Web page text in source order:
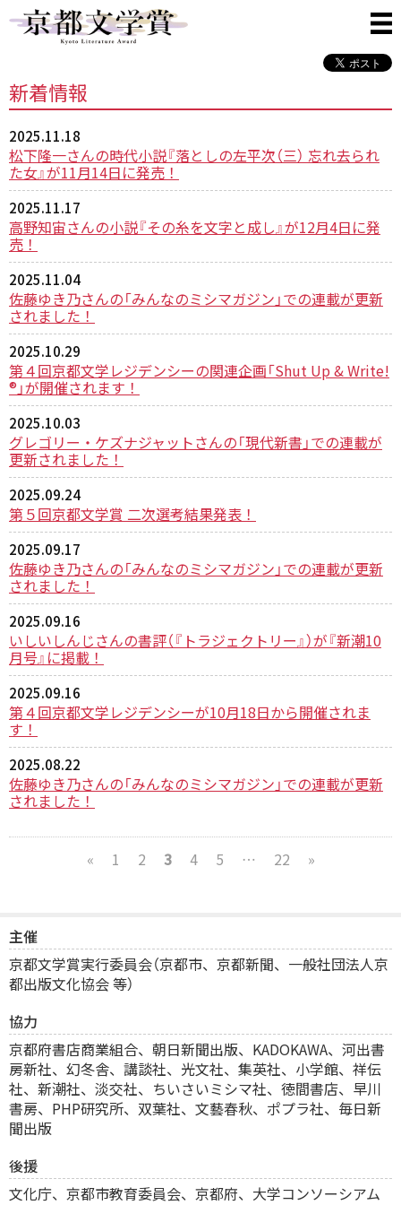
新着情報
2025.11.18
松下隆一さんの時代小説『落としの左平次（三） 忘れ去られ
た女』が11月14日に発売！
2025.11.17
高野知宙さんの小説『その糸を文字と成し』が12月4日に発
売！
2025.11.04
佐藤ゆき乃さんの「みんなのミシマガジン」での連載が更新
されました！
2025.10.29
第４回京都文学レジデンシーの関連企画「Shut Up & Write!
®」が開催されます！
2025.10.03
グレゴリー・ケズナジャットさんの「現代新書」での連載が
更新されました！
2025.09.24
第５回京都文学賞 二次選考結果発表！
2025.09.17
佐藤ゆき乃さんの「みんなのミシマガジン」での連載が更新
されました！
2025.09.16
いしいしんじさんの書評（『トラジェクトリー』）が『新潮10
月号』に掲載！
2025.09.16
第４回京都文学レジデンシーが10月18日から開催されま
す！
2025.08.22
佐藤ゆき乃さんの「みんなのミシマガジン」での連載が更新
されました！
« 1 2 3 4 5 … 22 »
主催
京都文学賞実行委員会（京都市、京都新聞、一般社団法人京
都出版文化協会 等）
協力
京都府書店商業組合、 朝日新聞出版、KADOKAWA、河出書
房新社、幻冬舎、講談社、光文社、集英社、小学館、祥伝
社、新潮社、淡交社、ちいさいミシマ社、徳間書店、早川
書房、PHP研究所、双葉社、文藝春秋、ポプラ社、毎日新
聞出版
後援
文化庁、京都市教育委員会、京都府、大学コンソーシアム